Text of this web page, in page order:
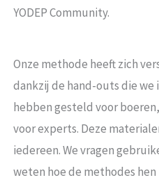
YODEP Community.
Onze methode heeft zich
dankzij de hand-outs die we
hebben gesteld voor
voor experts. Deze
iedereen. We vragen
weten hoe de methodes